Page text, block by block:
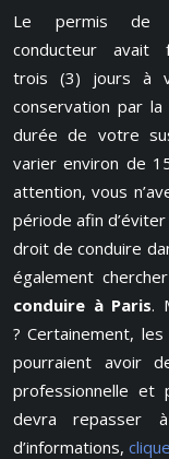
Le permis de
conducteur
trois (3) jours à
conservation par
durée de votre
varier environ de
attention, vous
période afin
droit de conduire
également
conduire à Paris.
? Certainement,
pourraient avoir
professionnelle et
devra repasser
d’informations,